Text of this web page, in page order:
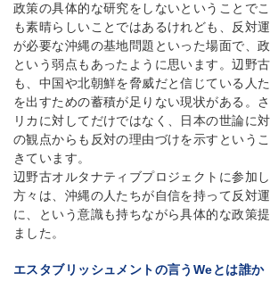
政策の具体的な研究をしないということで
も素晴らしいことではあるけれども、反対
が必要な沖縄の基地問題といった場面で、
という弱点もあったように思います。辺野
も、中国や北朝鮮を脅威だと信じている人
を出すための蓄積が足りない現状がある。
リカに対してだけではなく、日本の世論に
の観点からも反対の理由づけを示すという
きています。
辺野古オルタナティブプロジェクトに参加
方々は、沖縄の人たちが自信を持って反対
に、という意識も持ちながら具体的な政策
ました。
エスタブリッシュメントの言うWeとは誰か